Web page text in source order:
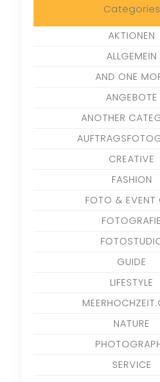
Categories
AKTIONEN
ALLGEMEIN
AND ONE
ANGEBOTE
ANOTHER
CREATIVE
FASHION
FOTO & EVENT
FOTOGRAFIE
GUIDE
LIFESTYLE
NATURE
SERVICE